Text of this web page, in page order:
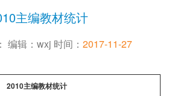
主编教材统计
编辑：wxj 时间： 2017-11-27
2010主编教材统计